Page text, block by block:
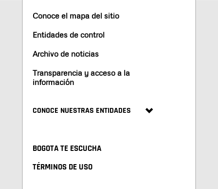
Conoce el mapa del sitio
Entidades de control
Archivo de noticias
Transparencia y acceso a la
información
CONOCE NUESTRAS ENTIDADES
BOGOTA TE ESCUCHA
TÉRMINOS DE USO